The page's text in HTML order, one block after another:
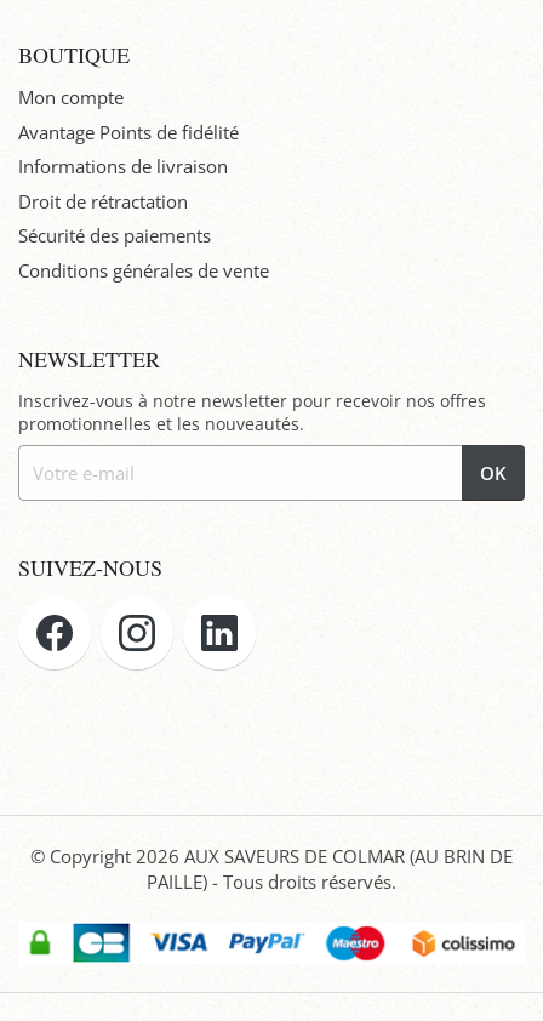
BOUTIQUE
Mon compte
Avantage Points de fidélité
Informations de livraison
Droit de rétractation
Sécurité des paiements
Conditions générales de vente
NEWSLETTER
Inscrivez-vous à notre newsletter pour recevoir nos offres
promotionnelles et les nouveautés.
OK
SUIVEZ-NOUS
© Copyright 2026 AUX SAVEURS DE COLMAR (AU BRIN DE
PAILLE) - Tous droits réservés.